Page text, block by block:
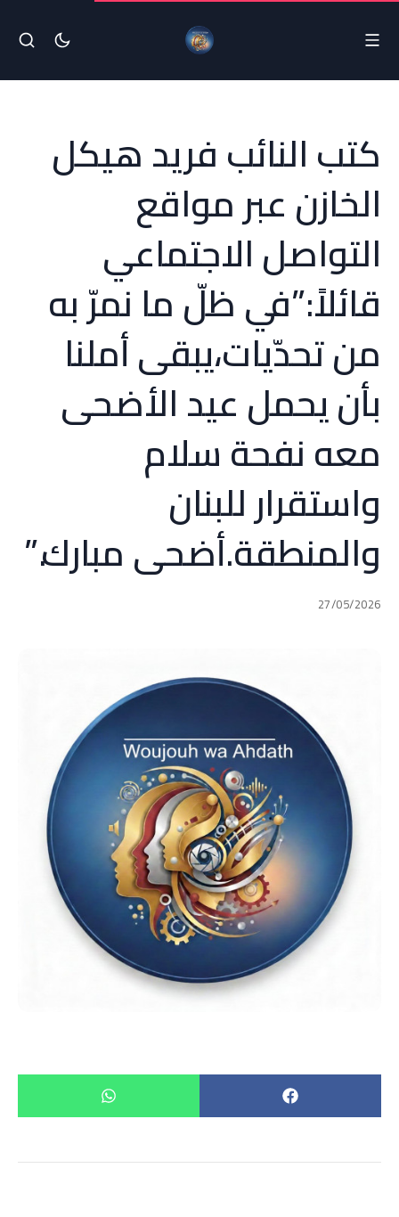
كتب النائب فريد هيكل
الخازن عبر مواقع
التواصل الاجتماعي
قائلاً:”في ظلّ ما نمرّ به
من تحدّيات،يبقى أملنا
بأن يحمل عيد الأضحى
معه نفحة سلام
واستقرار للبنان
والمنطقة.أضحى مبارك.”
27/05/2026